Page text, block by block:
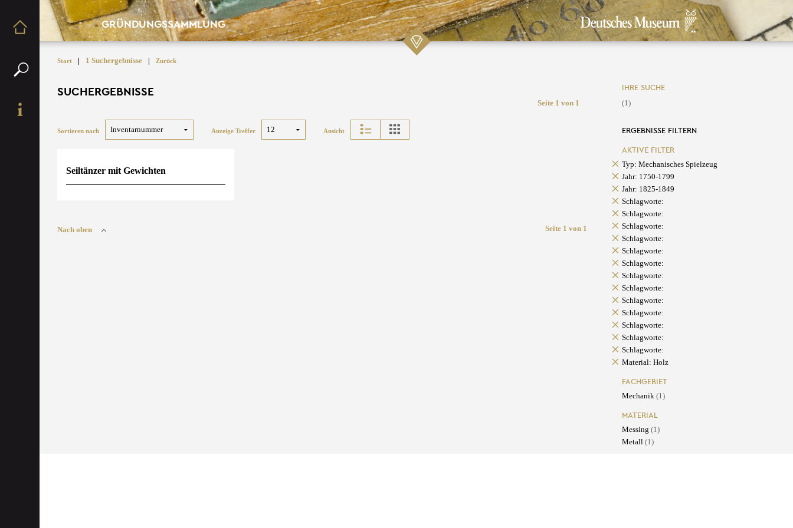
GRÜNDUNGSSAMMLUNG
Start | 1 Suchergebnisse | Zurück
SUCHERGEBNISSE
Seite 1 von 1
Sortieren nach Anzeige Treffer Ansicht
Seiltänzer mit Gewichten
Nach oben Seite 1 von 1
IHRE SUCHE
(1)
ERGEBNISSE FILTERN
AKTIVE FILTER
Typ: Mechanisches Spielzeug
Jahr: 1750-1799
Jahr: 1825-1849
Schlagworte:
Schlagworte:
Schlagworte:
Schlagworte:
Schlagworte:
Schlagworte:
Schlagworte:
Schlagworte:
Schlagworte:
Schlagworte:
Schlagworte:
Schlagworte:
Schlagworte:
Material: Holz
FACHGEBIET
Mechanik (1)
MATERIAL
Messing (1)
Metall (1)